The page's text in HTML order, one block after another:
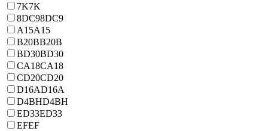
7K7K
8DC98DC9
A15A15
B20BB20B
BD30BD30
CA18CA18
CD20CD20
D16AD16A
D4BHD4BH
ED33ED33
EFEF